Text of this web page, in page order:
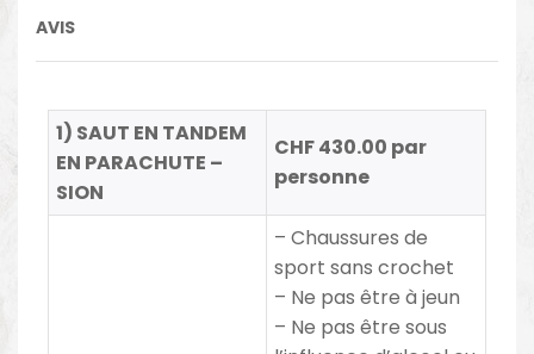
AVIS
1) SAUT EN TANDEM
EN PARACHUTE –
SION
CHF 430.00 par
personne
– Chaussures de
sport sans crochet
– Ne pas être à jeun
– Ne pas être sous